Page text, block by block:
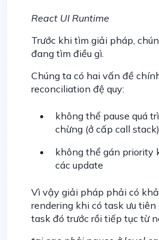
React UI Runtime
Trước khi tìm giải pháp,
đang tìm điều gì.
Chúng ta có hai vấn đề
reconciliation đệ quy:
không thể pause quá
chừng (ở cấp call stack)
không thể gán priority
các update
Vì vậy giải pháp phải có
rendering khi có task ưu tiên
task đó trước rồi tiếp tục từ